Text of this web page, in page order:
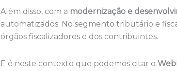
Além disso, com a modernização e
automatizados. No segmento tributário e
órgãos fiscalizadores e dos contribuintes.
E é neste contexto que podemos citar o